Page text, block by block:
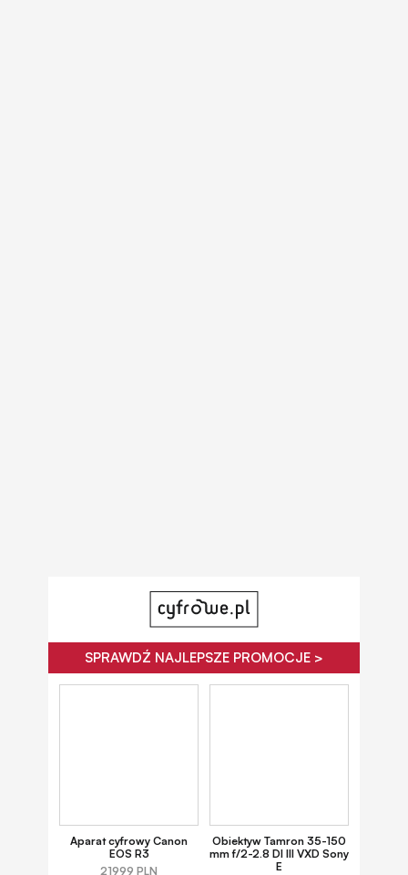
SPRAWDŹ NAJLEPSZE PROMOCJE >
Aparat cyfrowy Canon
EOS R3
21999 PLN
Obiektyw Tamron 35-150
mm f/2-2.8 DI III VXD Sony
E